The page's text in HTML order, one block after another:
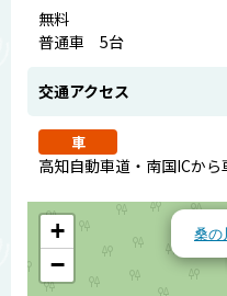
無料
普通車 5台
交通アクセス
車
高知自動車道・南国ICか
桑の
+
−